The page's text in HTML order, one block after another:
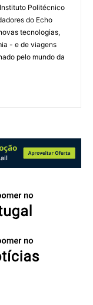
Politécnico
do Echo
tecnologias,
- e de viagens
pelo mundo da